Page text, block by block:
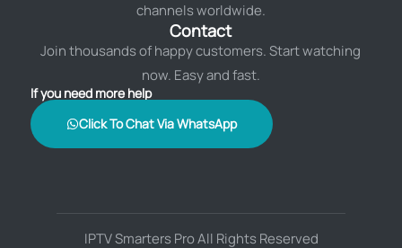
channels worldwide.
Contact
Join thousands of happy customers. Start watching
now. Easy and fast.
If you need more help
Click To Chat Via WhatsApp
IPTV Smarters Pro All Rights Reserved